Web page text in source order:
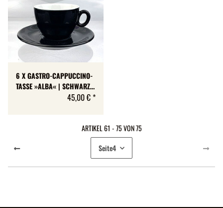
6 X GASTRO-CAPPUCCINO-
TASSE »ALBA« | SCHWARZ |
A + B-WARE | MAX 175 ML
45,00 € *
ARTIKEL 61 - 75 VON 75
Seite4